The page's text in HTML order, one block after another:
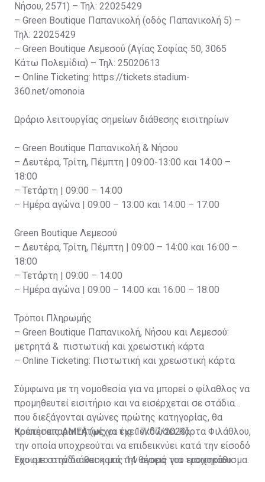
Νήσου, 2571) – Τηλ: 22025429
– Green Boutique Παπανικολή (οδός Παπανικολή 5) –
Τηλ: 22025429
– Green Boutique Λεμεσού (Αγίας Σοφίας 50, 3065
Κάτω Πολεμίδια) – Τηλ: 25020613
– Online Ticketing: https://tickets.stadium-
360.net/omonoia
Ωράριο λειτουργίας σημείων διάθεσης εισιτηρίων
– Green Boutique Παπανικολή & Νήσου
– Δευτέρα, Τρίτη, Πέμπτη | 09:00-13:00 και 14:00 –
18:00
– Τετάρτη | 09:00 – 14:00
– Ημέρα αγώνα | 09:00 – 13:00 και 14:00 – 17:00
Green Boutique Λεμεσού
– Δευτέρα, Τρίτη, Πέμπτη | 09:00 – 14:00 και 16:00 –
18:00
– Τετάρτη | 09:00 – 14:00
– Ημέρα αγώνα | 09:00 – 14:00 και 16:00 – 18:00
Τρόποι Πληρωμής
– Green Boutique Παπανικολή, Νήσου και Λεμεσού:
μετρητά & πιστωτική και χρεωστική κάρτα
– Online Ticketing: Πιστωτική και χρεωστική κάρτα
Σύμφωνα με τη νομοθεσία για να μπορεί ο φίλαθλος να
προμηθευτεί εισιτήριο και να εισέρχεται σε στάδια
που διεξάγονται αγώνες πρώτης κατηγορίας, θα
πρέπει απαραιτήτως να έχει εκδώσει Κάρτα Φιλάθλου,
την οποία υποχρεούται να επιδεικνύει κατά την είσοδό
του στο στάδιο και κατά την αγορά του εισιτηρίου.
Κρατήσεις ΑΜΕΑ (μέχρι τις 17/07/2023)
Έχουμε στην διάθεση μας 14 θέσεις για τροχοκάθισμα.